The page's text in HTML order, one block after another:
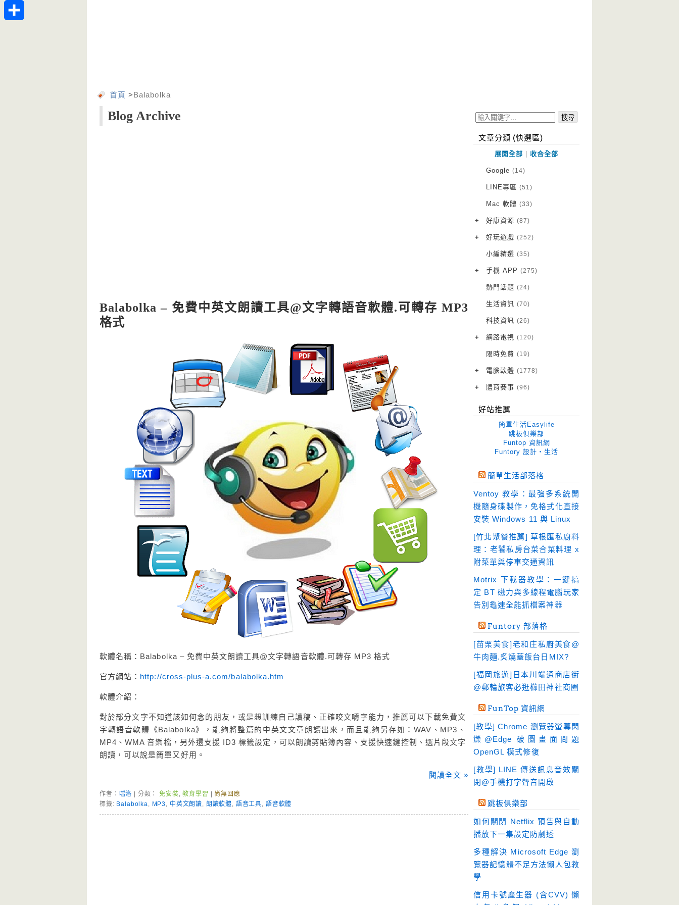
首頁 >Balabolka
Blog Archive
Balabolka – 免費中英文朗讀工具@文字轉語音軟體.可轉存 MP3
格式
軟體名稱：Balabolka – 免費中英文朗讀工具@文字轉語音軟體.可轉存 MP3 格式
官方網站： http://cross-plus-a.com/balabolka.htm
軟體介紹：
對於部分文字不知道該如何念的朋友，或是想訓練自己讀稿、正確咬文嚼字能力，推薦可以下載免費文
字轉語音軟體《Balabolka》，能夠將整篇的中英文文章朗讀出來，而且能夠另存如：WAV、MP3、
MP4、WMA 音樂檔，另外還支援 ID3 標籤設定，可以朗讀剪貼簿內容、支援快速鍵控制、選片段文字
朗讀，可以說是簡單又好用。
閱讀全文 »
作者： 噹洛 | 分類：免安裝,教育學習
尚無回應
標籤: Balabolka, MP3, 中英文朗讀, 朗讀軟體, 語音工具, 語音軟體
文章分類 (快選區)
展開全部 收合全部
Google (14)
LINE專區 (51)
Mac 軟體 (33)
+ 好康資源 (87)
VPN 翻牆
免費資源
字體下載
網站推薦
+ 好玩遊戲 (252)
Android 遊戲
iOS 遊戲
網頁遊戲
電腦遊戲
小編精選 (35)
+ 手機 APP (275)
Android 軟體
iOS 軟體
Root 相關
越獄JB
熱門話題 (24)
生活資訊 (70)
科技資訊 (26)
+ 網路電視 (120)
電視影集
電視節目
限時免費 (19)
+ 電腦軟體 (1778)
作業系統
優化軟體 (38)
光碟工具 (33)
免安裝 (641)
即時通訊 (23)
壓縮軟體 (9)
安全防護 (55)
影音播放 (51)
影音轉檔 (81)
教育學習 (23)
文書工具 (91)
畫面擷取 (36)
看圖程式 (17)
硬碟工具 (64)
系統工具 (242)
(188)
翻譯軟體 (3)
輸入法 (4)
+ 體育賽事 (96)
好站推薦
簡單生活Easylife
跳板俱樂部
Funtop 資訊網
Funtory 設計‧生活
簡單生活部落格
Ventoy 教學：最強多系統開
機隨身碟製作，免格式化直接
安裝 Windows 11 與 Linux
[竹北聚餐推薦] 草根匯私廚料
理：老饕私房台菜合菜料理 x
附菜單與停車交通資訊
Motrix 下載器教學：一鍵搞
定 BT 磁力與多線程電腦玩家
告別龜速全能抓檔案神器
Funtory 部落格
[苗栗美食]老和庄私廚美食@
牛肉麵.炙燒蓋飯台日MIX?
[福岡旅遊]日本川端通商店街
@郵輪旅客必逛櫛田神社商圈
FunTop 資訊網
[教學] Chrome 瀏覽器螢幕閃
爍@Edge 破圖畫面問題
OpenGL 模式修復
[教學] LINE 傳送訊息音效關
閉@手機打字聲音開啟
跳板俱樂部
如何關閉 Netflix 預告與自動
播放下一集設定防劇透
多種解決 Microsoft Edge 瀏
覽器記憶體不足方法懶人包教
學
信用卡號產生器 (含CVV) 懶
Telegram